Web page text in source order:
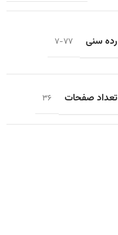
رده سنی 7-77
تعداد صفحات 36